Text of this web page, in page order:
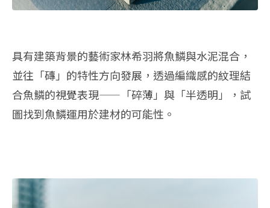
具有建築背景的藝術家林希羽將魚鱗與水泥混合，
並往「磚」的特性方向發展，透過編織感的紋理結
合魚鱗的視覺表現——「碎薄」與「半透明」，試
圖找到魚鱗運用於建材的可能性。